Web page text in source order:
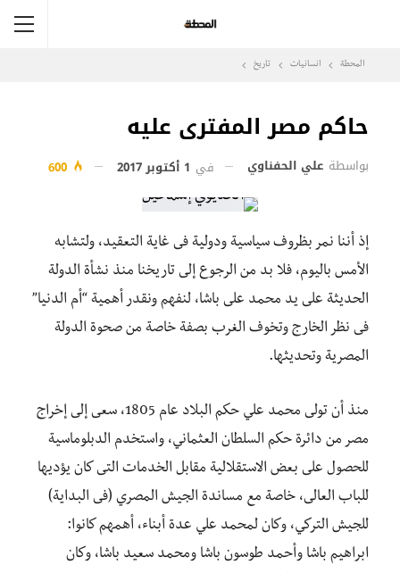
المحطة انسانيات تاريخ
حاكم مصر المفترى عليه
بواسطة علي الحفناوي في 1 أكتوبر 2017
إذ أننا نمر بظروف سياسية ودولية فى غاية التعقيد، ولتشابه
الأمس باليوم، فلا بد من الرجوع إلى تاريخنا منذ نشأة الدولة
الحديثة على يد محمد على باشا، لنفهم ونقدر أهمية “أم الدنيا”
فى نظر الخارج وتخوف الغرب بصفة خاصة من صحوة الدولة
المصرية وتحديثها.
منذ أن تولى محمد علي حكم البلاد عام 1805، سعى إلى إخراج
مصر من دائرة حكم السلطان العثماني، واستخدم الدبلوماسية
للحصول على بعض الاستقلالية مقابل الخدمات التى كان يؤديها
للباب العالى، خاصة مع مساندة الجيش المصري (فى البداية)
للجيش التركي، وكان لمحمد علي عدة أبناء، أهمهم كانوا:
ابراهيم باشا وأحمد طوسون باشا ومحمد سعيد باشا، وكان